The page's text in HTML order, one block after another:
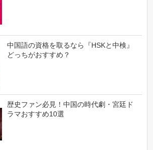
中国語の資格を取るなら『HSKと中検』
どっちがおすすめ？
歴史ファン必見！中国の時代劇・宮廷ド
ラマおすすめ10選